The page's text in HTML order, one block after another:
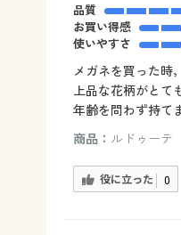
品質
お買い得感
使いやすさ
メガネを買った時
上品な花柄がとて
年齢を問わず持て
商品： ルドゥーテ
役に立った 0